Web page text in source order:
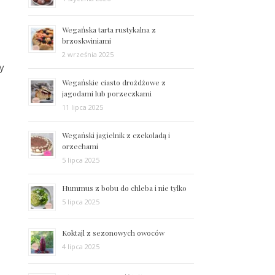
Wegańska tarta rustykalna z
brzoskwiniami
2 września 2025
Wegańskie ciasto drożdżowe z
jagodami lub porzeczkami
11 lipca 2025
Wegański jagielnik z czekoladą i
orzechami
5 lipca 2025
Hummus z bobu do chleba i nie tylko
5 lipca 2025
Koktajl z sezonowych owoców
4 lipca 2025